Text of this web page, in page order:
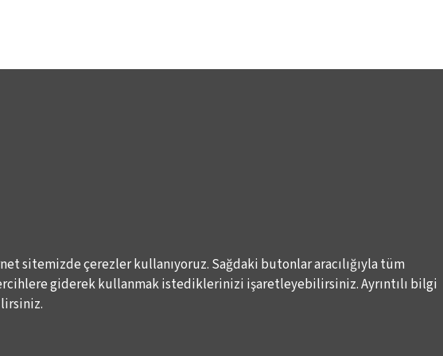
sitemizde çerezler kullanıyoruz. Sağdaki butonlar aracılığıyla tüm
giderek kullanmak istediklerinizi işaretleyebilirsiniz. Ayrıntılı bilgi